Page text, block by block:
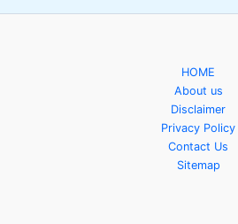
HOME
About us
Disclaimer
Privacy Policy
Contact Us
Sitemap